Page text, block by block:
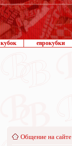
кубок еврокубки
Общение на сайте